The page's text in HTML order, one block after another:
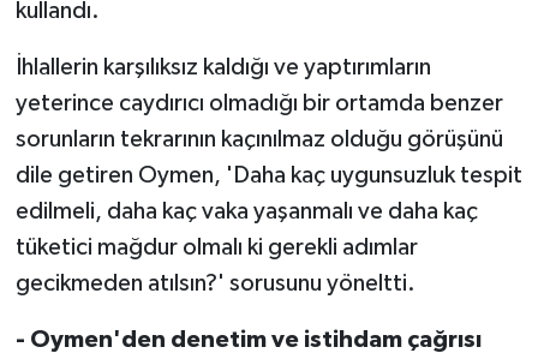
kullandı.
İhlallerin karşılıksız kaldığı ve yaptırımların
yeterince caydırıcı olmadığı bir ortamda benzer
sorunların tekrarının kaçınılmaz olduğu görüşünü
dile getiren Oymen, 'Daha kaç uygunsuzluk tespit
edilmeli, daha kaç vaka yaşanmalı ve daha kaç
tüketici mağdur olmalı ki gerekli adımlar
gecikmeden atılsın?' sorusunu yöneltti.
- Oymen'den denetim ve istihdam çağrısı